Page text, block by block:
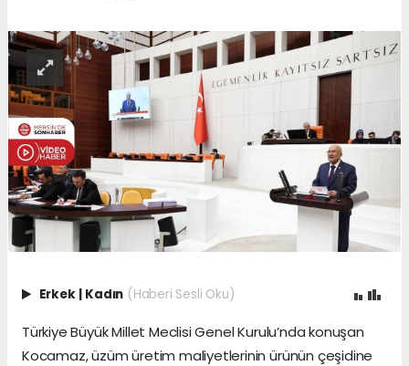
Erkek | Kadın (Haberi Sesli Oku)
Türkiye Büyük Millet Meclisi Genel Kurulu’nda konuşan
Kocamaz, üzüm üretim maliyetlerinin ürünün çeşidine